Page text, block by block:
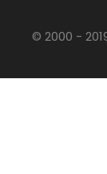
© 2000 -